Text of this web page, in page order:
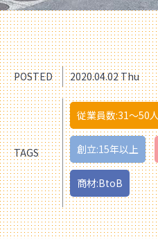
POSTED 2020.04.02 Thu
TAGS
従業員数:31〜50人
創立:15年以上
商材:BtoB